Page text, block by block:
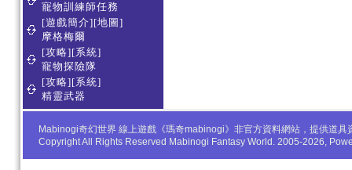
寵物訓練師任務
[遊戲簡介][地圖]
摩格梅爾
[攻略][系統]
寵物探險隊
[攻略][系統]
精靈武器
Mabinogi奇幻世界 線上遊戲《瑪奇mabinogi》非官方資料網站，提供道
Copyright All Rights Reserved Mabinogi Fantasy World. 2005-2026,